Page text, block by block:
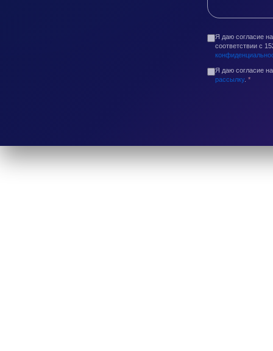
Я даю согласие
соответствии с
Я даю согласие
рассылку. *